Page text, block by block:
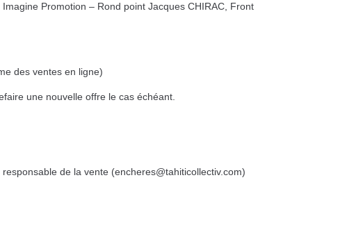
Promotion – Rond point Jacques CHIRAC, Front
des ventes en ligne)
une nouvelle offre le cas échéant.
de la vente (encheres@tahiticollectiv.com)